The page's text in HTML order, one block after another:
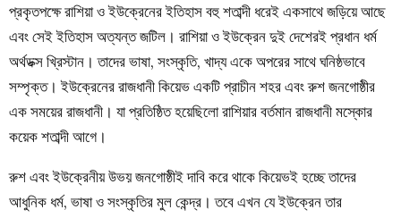
প্রকৃতপক্ষে রাশিয়া ওইউক্রেনের ইতিহাসবহু শতাব্দী ধরেই একসাথে জড়িয়ে আছে
এবং সেই ইতিহাস অত্যন্ত জটিল। রাশিয়া ও ইউক্রেন দুই দেশেরই প্রধান ধর্ম
অর্থডক্স খ্রিস্টান। তাদের ভাষা, সংস্কৃতি, খাদ্য একে অপরের সাথে ঘনিষ্ঠভাবে
সম্পৃক্ত। ইউক্রেনের রাজধানী কিয়েভ একটি প্রাচীন শহর এবং রুশ জনগোষ্ঠীর
এক সময়ের রাজধানী। যা প্রতিষ্ঠিত হয়েছিলো রাশিয়ার বর্তমান রাজধানী মস্কোর
কয়েক শতাব্দী আগে।
রুশ এবং ইউক্রেনীয় উভয় জনগোষ্ঠীই দাবি করে থাকে কিয়েভই হচ্ছে তাদের
আধুনিক ধর্ম, ভাষা ও সংস্কৃতির মুল কেন্দ্র। তবে এখন যে ইউক্রেন তার